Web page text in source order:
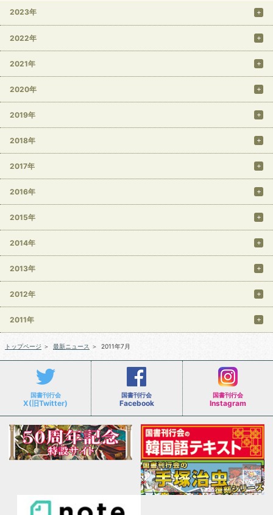
2023年
2022年
2021年
2020年
2019年
2018年
2017年
2016年
2015年
2014年
2013年
2012年
2011年
トップページ ＞ 最新ニュース ＞ 2011年7月
国書刊行会
X(旧Twitter)
国書刊行会
Facebook
国書刊行会
Instagram